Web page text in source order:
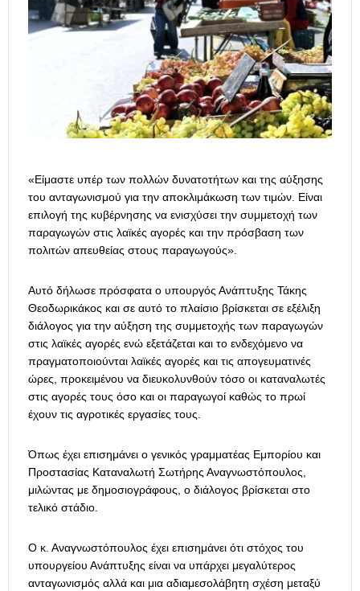
«Είμαστε υπέρ των πολλών δυνατοτήτων και της αύξησης
του ανταγωνισμού για την αποκλιμάκωση των τιμών. Είναι
επιλογή της κυβέρνησης να ενισχύσει την συμμετοχή των
παραγωγών στις λαϊκές αγορές και την πρόσβαση των
πολιτών απευθείας στους παραγωγούς».
Αυτό δήλωσε πρόσφατα ο υπουργός Ανάπτυξης Τάκης
Θεοδωρικάκος και σε αυτό το πλαίσιο βρίσκεται σε εξέλιξη
διάλογος για την αύξηση της συμμετοχής των παραγωγών
στις λαϊκές αγορές ενώ εξετάζεται και το ενδεχόμενο να
πραγματοποιούνται λαϊκές αγορές και τις απογευματινές
ώρες, προκειμένου να διευκολυνθούν τόσο οι καταναλωτές
στις αγορές τους όσο και οι παραγωγοί καθώς το πρωί
έχουν τις αγροτικές εργασίες τους.
Όπως έχει επισημάνει ο γενικός γραμματέας Εμπορίου και
Προστασίας Καταναλωτή Σωτήρης Αναγνωστόπουλος,
μιλώντας με δημοσιογράφους, ο διάλογος βρίσκεται στο
τελικό στάδιο.
Ο κ. Αναγνωστόπουλος έχει επισημάνει ότι στόχος του
υπουργείου Ανάπτυξης είναι να υπάρχει μεγαλύτερος
ανταγωνισμός αλλά και μια αδιαμεσολάβητη σχέση μεταξύ